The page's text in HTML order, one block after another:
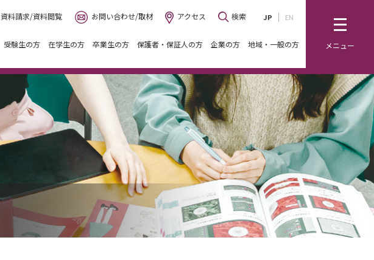
メニュー
検索 JP EN
資料請求/資料閲覧 お問い合わせ/取材 アクセス
受験生の方 在学生の方 卒業生の方 保護者・保証人の方 企業の方 地域・一般の方